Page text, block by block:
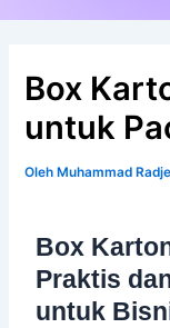
Box
untuk
Oleh Muhammad
Box
Praktis
untuk